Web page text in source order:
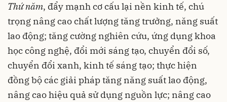
Thứ năm, đẩy mạnh cơ cấu lại nền kinh tế, chú
trọng nâng cao chất lượng tăng trưởng, năng suất
lao động; tăng cường nghiên cứu, ứng dụng khoa
học công nghệ, đổi mới sáng tạo, chuyển đổi số,
chuyển đổi xanh, kinh tế sáng tạo; thực hiện
đồng bộ các giải pháp tăng năng suất lao động,
nâng cao hiệu quả sử dụng nguồn lực; nâng cao